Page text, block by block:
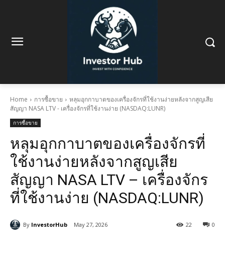
Home การซื้อขาย
หลุมอุกกาบาตของเครื่องจักรที่ใช้งานง่ายหลังจากสูญเสีย
สัญญา NASA LTV - เครื่องจักรที่ใช้งานง่าย (NASDAQ:LUNR)
การซื้อขาย
หลุมอุกกาบาตของเครื่องจักรที่
ใช้งานง่ายหลังจากสูญเสีย
สัญญา NASA LTV – เครื่องจักร
ที่ใช้งานง่าย (NASDAQ:LUNR)
By InvestorHub May 27, 2026 0
22